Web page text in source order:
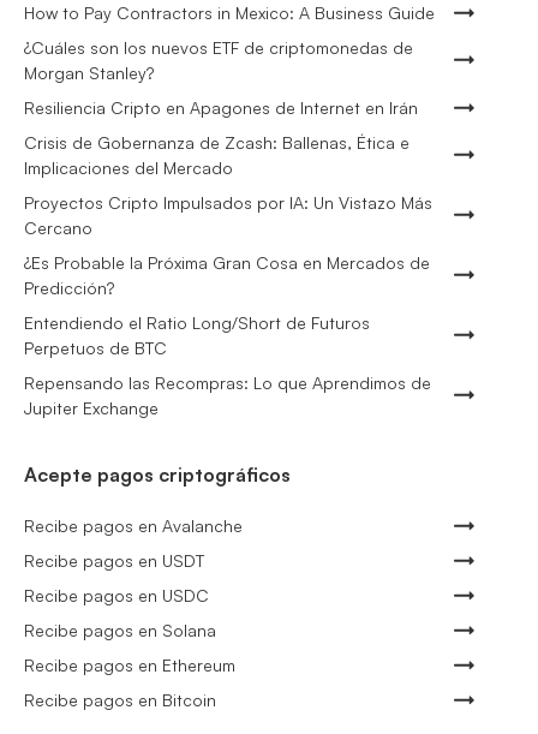
How to Pay Contractors in Mexico: A Business Guide
¿Cuáles son los nuevos ETF de criptomonedas de
Morgan Stanley?
Resiliencia Cripto en Apagones de Internet en Irán
Crisis de Gobernanza de Zcash: Ballenas, Ética e
Implicaciones del Mercado
Proyectos Cripto Impulsados por IA: Un Vistazo Más
Cercano
¿Es Probable la Próxima Gran Cosa en Mercados de
Predicción?
Entendiendo el Ratio Long/Short de Futuros
Perpetuos de BTC
Repensando las Recompras: Lo que Aprendimos de
Jupiter Exchange
Acepte pagos criptográficos
Recibe pagos en Avalanche
Recibe pagos en USDT
Recibe pagos en USDC
Recibe pagos en Solana
Recibe pagos en Ethereum
Recibe pagos en Bitcoin